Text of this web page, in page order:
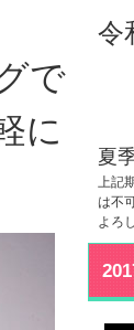
で
に
令
夏
上記
は不
よろ